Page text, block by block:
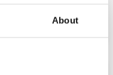
About